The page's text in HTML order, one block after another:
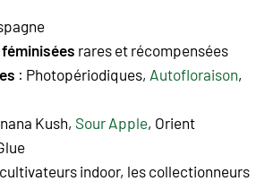
féminisées rares et récompensées
: Photopériodiques, Autofloraison,
Kush, Sour Apple, Orient
indoor, les collectionneurs